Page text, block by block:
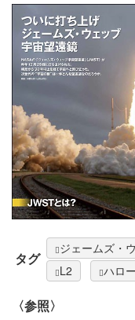
タグ
ジェームズ・
L2
ハロ
〈参照〉